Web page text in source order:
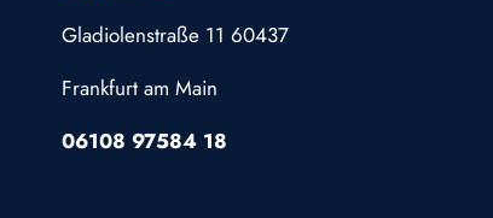
Gladiolenstraße 11 60437
Frankfurt am Main
06108 97584 18